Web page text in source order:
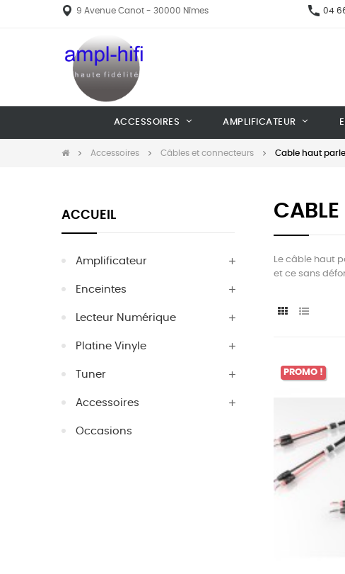
9 Avenue Canot - 30000 Nîmes 04
ACCESSOIRES AMPLIFICATEUR
Accessoires Câbles et connecteurs Cable haut
ACCUEIL
Amplificateur
Enceintes
Lecteur Numérique
Platine Vinyle
Tuner
Accessoires
Occasions
CABLE
Le câble haut
et ce sans
PROMO !